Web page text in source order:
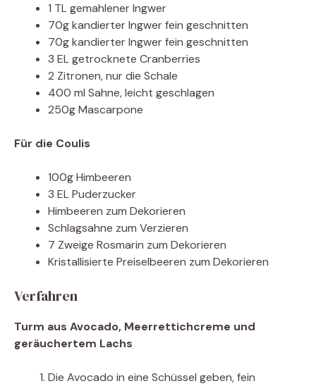
1 TL gemahlener Ingwer
70g kandierter Ingwer fein geschnitten
70g kandierter Ingwer fein geschnitten
3 EL getrocknete Cranberries
2 Zitronen, nur die Schale
400 ml Sahne, leicht geschlagen
250g Mascarpone
Für die Coulis
100g Himbeeren
3 EL Puderzucker
Himbeeren zum Dekorieren
Schlagsahne zum Verzieren
7 Zweige Rosmarin zum Dekorieren
Kristallisierte Preiselbeeren zum Dekorieren
Verfahren
Turm aus Avocado, Meerrettichcreme und
geräuchertem Lachs
Die Avocado in eine Schüssel geben, fein